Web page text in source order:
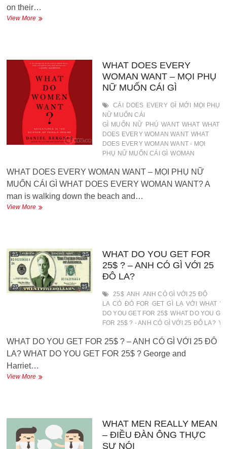
on their…
View MoreI
–
LÀM
CÁI
TÔI
MUỐN
WHAT DOES EVERY
WOMAN WANT – MỌI PHỤ
NỮ MUỐN CÁI GÌ
CÁI DOES EVERY GÌ MỚI
MỌI PHỤ
NỮ MUỐN CÁI
GÌ
MUỐN NỮ PHÚ WANT WHAT WHAT
DOES EVERY WOMAN WANT WHAT
DOES EVERY WOMAN WANT - MỌI
PHỤ NỮ MUỐN CÁI GÌ
WOMAN
WHAT DOES EVERY WOMAN WANT – MỌI PHỤ NỮ
MUỐN CÁI GÌ WHAT DOES EVERY WOMAN WANT? A
man is walking down the beach and…
View MoreWHAT
–
MỌI
PHỤ
NỮ
MUỐN
WHAT DO YOU GET FOR
25$ ? – ANH CÓ GÌ VỚI 25
ĐÔ LA?
25$ ANH ANH CÓ GÌ VỚI 25 ĐÔ
LA CÓ ĐÓ FOR GET GÌ LẠ VỚI WHAT
DO YOU GET FOR 25$ WHAT DO YOU
FOR 25$ ? - ANH CÓ GÌ VỚI 25 ĐÔ LA?
WHAT DO YOU GET FOR 25$ ? – ANH CÓ GÌ VỚI 25 ĐÔ
LA? WHAT DO YOU GET FOR 25$ ? George and
Harriet…
View MoreWHAT
?
–
WHAT MEN REALLY MEAN
– ĐIỀU ĐÀN ÔNG THỰC
SỰ NÓI